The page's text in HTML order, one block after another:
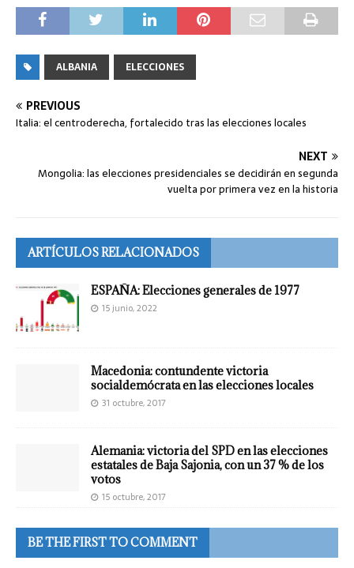
ALBANIA ELECCIONES
PREVIOUS
Italia: el centroderecha, fortalecido tras las elecciones locales
NEXT
Mongolia: las elecciones presidenciales se decidirán en segunda
vuelta por primera vez en la historia
ARTÍCULOS RELACIONADOS
ESPAÑA: Elecciones generales de 1977
15 junio, 2022
Macedonia: contundente victoria
socialdemócrata en las elecciones locales
31 octubre, 2017
Alemania: victoria del SPD en las elecciones
estatales de Baja Sajonia, con un 37 % de los
votos
15 octubre, 2017
BE THE FIRST TO COMMENT